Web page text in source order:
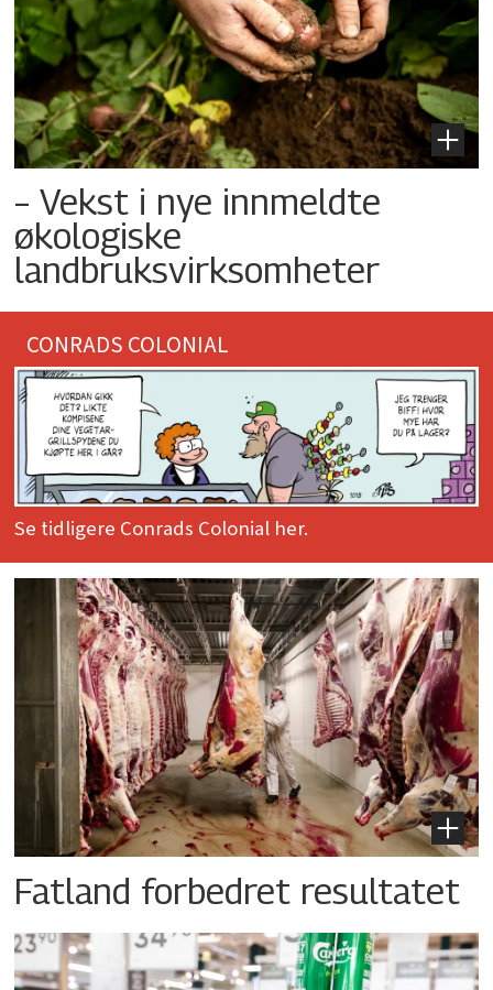
– Vekst i nye innmeldte
økologiske
landbruksvirksomheter
CONRADS COLONIAL
Se tidligere Conrads Colonial her.
Fatland forbedret resultatet